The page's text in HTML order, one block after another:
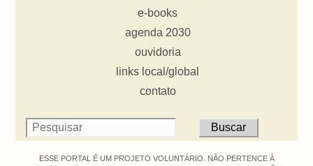
e-books
agenda 2030
ouvidoria
links local/global
contato
ESSE PORTAL É UM PROJETO VOLUNTÁRIO. NÃO PERTENCE À